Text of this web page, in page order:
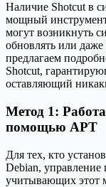
Наличие Shotcut в
мощный инструмент
могут возникнуть
обновлять или
предлагаем
Shotcut,
оставляющий
Метод 1:
помощью APT
Для тех, кто
Debian, управление
учитывающих этот